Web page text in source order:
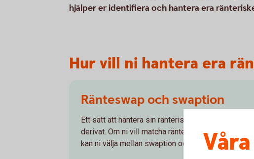
hjälper er identifiera och hantera era
Hur vill ni hantera era
Ränteswap och swaption
Ett sätt att hantera sin ränterisk är att matcha
derivat. Om ni vill matcha räntebindningen för
kan ni välja mellan swaption och ränteswap.